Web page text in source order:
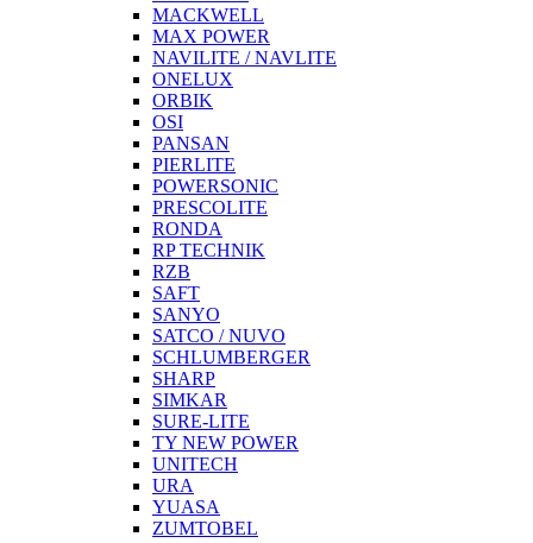
MACKWELL
MAX POWER
NAVILITE / NAVLITE
ONELUX
ORBIK
OSI
PANSAN
PIERLITE
POWERSONIC
PRESCOLITE
RONDA
RP TECHNIK
RZB
SAFT
SANYO
SATCO / NUVO
SCHLUMBERGER
SHARP
SIMKAR
SURE-LITE
TY NEW POWER
UNITECH
URA
YUASA
ZUMTOBEL